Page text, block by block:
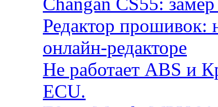
Редактор прошивок:
онлайн-редакторе
Не работает ABS и
ECU.